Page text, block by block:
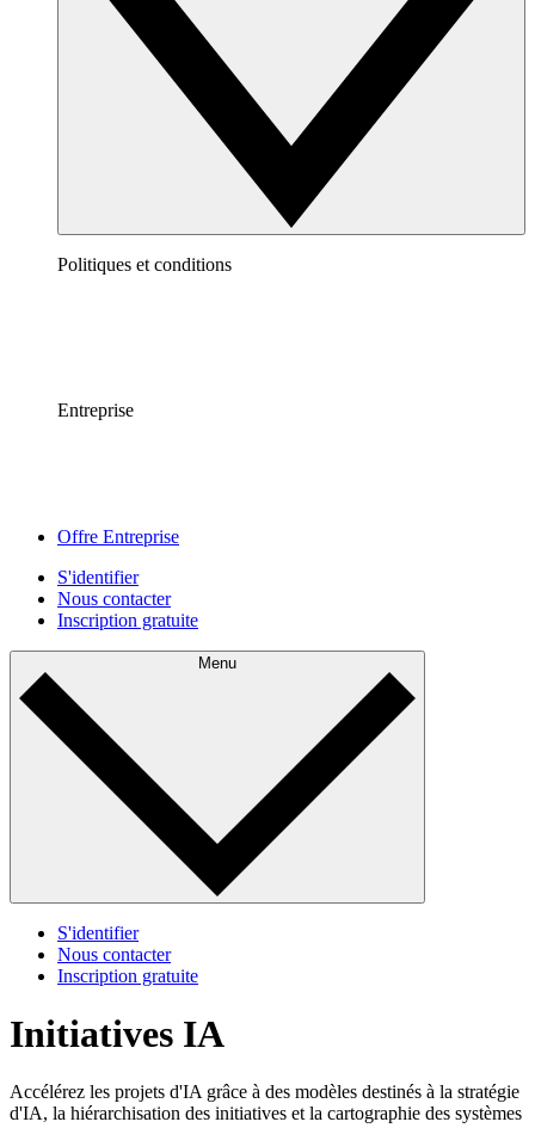
Politiques et conditions
Entreprise
Offre Entreprise
S'identifier
Nous contacter
Inscription gratuite
Menu
S'identifier
Nous contacter
Inscription gratuite
Initiatives IA
Accélérez les projets d'IA grâce à des modèles destinés à la stratégie
d'IA, la hiérarchisation des initiatives et la cartographie des systèmes